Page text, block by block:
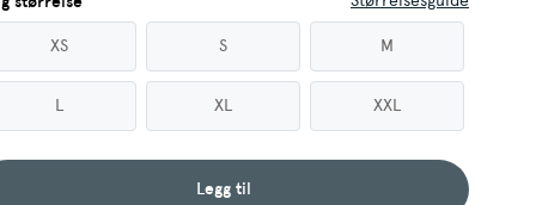
XS S M
L XL XXL
Legg til